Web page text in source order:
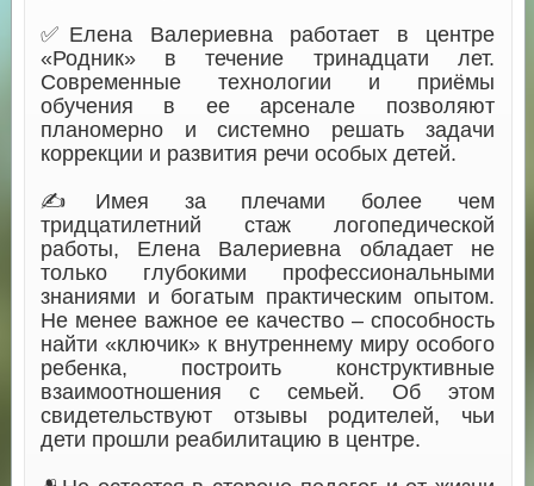
✅Елена Валериевна работает в центре
«Родник» в течение тринадцати лет.
Современные технологии и приёмы
обучения в ее арсенале позволяют
планомерно и системно решать задачи
коррекции и развития речи особых детей.
✍️Имея за плечами более чем
тридцатилетний стаж логопедической
работы, Елена Валериевна обладает не
только глубокими профессиональными
знаниями и богатым практическим опытом.
Не менее важное ее качество – способность
найти «ключик» к внутреннему миру особого
ребенка, построить конструктивные
взаимоотношения с семьей. Об этом
свидетельствуют отзывы родителей, чьи
дети прошли реабилитацию в центре.